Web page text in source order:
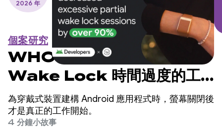
2026 年
個案研究
WHOOP 如何將部分
Wake Lock 時間過度的工
作階段減少 90% 以上
為穿戴式裝置建構 Android 應用程式時，螢幕關閉後
才是真正的工作開始。
4 分鐘小故事